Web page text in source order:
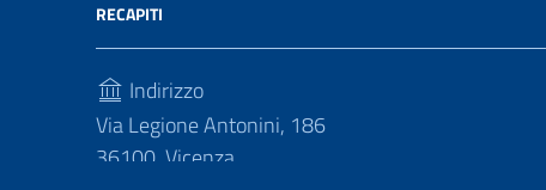
RECAPITI
Indirizzo
Via Legione Antonini, 186
36100, Vicenza